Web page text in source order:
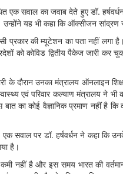
एक सवाल का जवाब देते हुए डॉ.
यह भी कहा कि ऑक्‍सीजन
प्रकार की म्‍यूटेशन का पता नहीं
को कोविड द्वितीय पैकेज
के दौरान उनका मंत्रालय
एवं परिवार कल्‍याण मंत्रालय
कोई वैज्ञानिक प्रमाण नहीं है कि
पर डॉ. हर्षवर्धन ने कहा कि
है।
नहीं है और इस समय भारत की